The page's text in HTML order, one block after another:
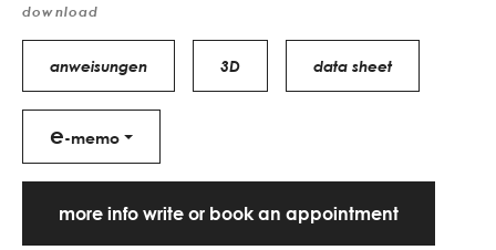
download
anweisungen 3D data sheet
e-memo
more info write or book an appointment